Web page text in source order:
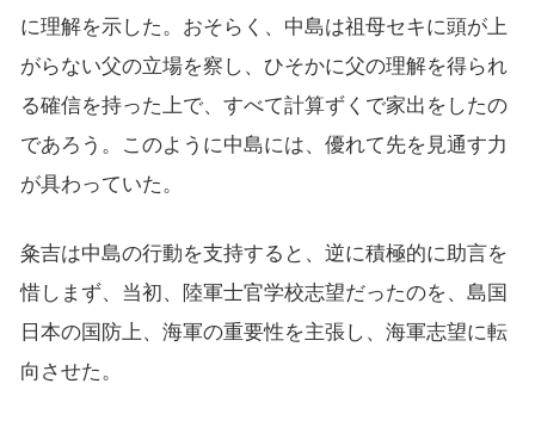
に理解を示した。おそらく、中島は祖母セキに頭が上
がらない父の立場を察し、ひそかに父の理解を得られ
る確信を持った上で、すべて計算ずくで家出をしたの
であろう。このように中島には、優れて先を見通す力
が具わっていた。
粂吉は中島の行動を支持すると、逆に積極的に助言を
惜しまず、当初、陸軍士官学校志望だったのを、島国
日本の国防上、海軍の重要性を主張し、海軍志望に転
向させた。